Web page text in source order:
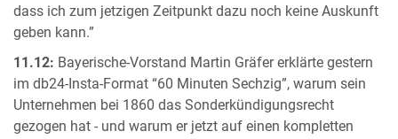
dass ich zum jetzigen Zeitpunkt dazu noch keine Auskunft
geben kann.”
11.12: Bayerische-Vorstand Martin Gräfer erklärte gestern
im db24-Insta-Format “60 Minuten Sechzig”, warum sein
Unternehmen bei 1860 das Sonderkündigungsrecht
gezogen hat - und warum er jetzt auf einen kompletten